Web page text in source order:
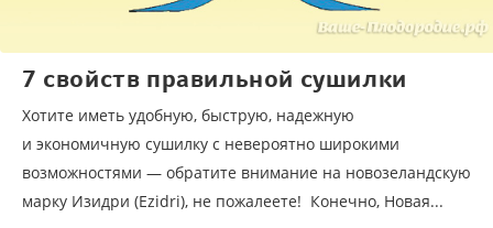
7 свойств правильной сушилки
Хотите иметь удобную, быструю, надежную
и экономичную сушилку с невероятно широкими
возможностями — обратите внимание на новозеландскую
марку Изидри (Ezidri), не пожалеете! Конечно, Новая...